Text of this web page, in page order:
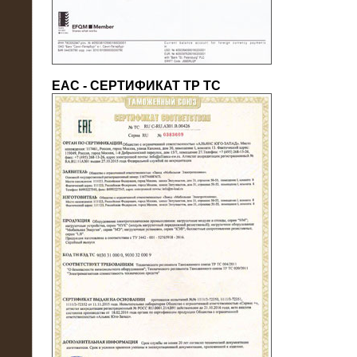
22.05.2016
Нагрузочный модуль в контейнере
10 МВт (0,4 кВ - напряжение)
ЕАС - СЕРТИФИКАТ ТР ТС